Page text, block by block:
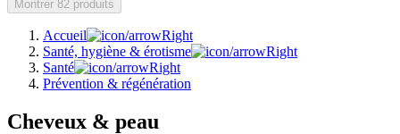
Montrer 82 produits
Accueil
Santé, hygiène & érotisme
Santé
Prévention & régénération
Cheveux & peau